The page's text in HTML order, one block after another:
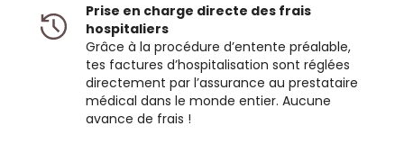
Prise en charge directe des frais
hospitaliers
Grâce à la procédure d’entente préalable,
tes factures d’hospitalisation sont réglées
directement par l’assurance au prestataire
médical dans le monde entier. Aucune
avance de frais !